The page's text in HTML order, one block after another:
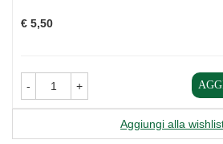
€ 5,50
- +
Aggiungi alla